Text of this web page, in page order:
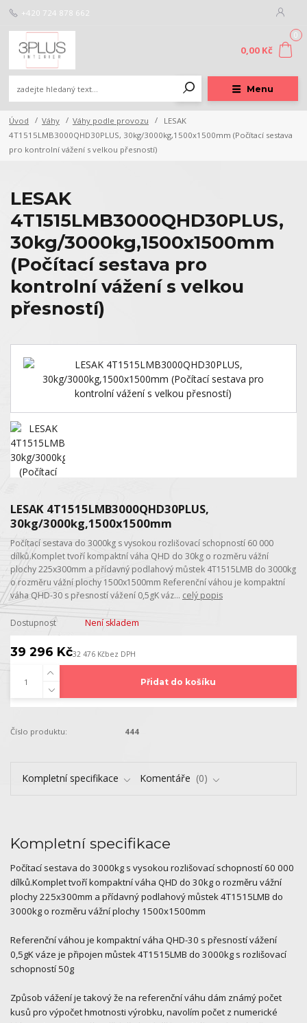
Menu
+420 724 878 662
0
0,00 Kč
Úvod Váhy Váhy podle provozu
LESAK
4T1515LMB3000QHD30PLUS, 30kg/3000kg,1500x1500mm (Počítací sestava
pro kontrolní vážení s velkou přesností)
LESAK
4T1515LMB3000QHD30PLUS,
30kg/3000kg,1500x1500mm
(Počítací sestava pro
kontrolní vážení s velkou
přesností)
LESAK 4T1515LMB3000QHD30PLUS,
30kg/3000kg,1500x1500mm
Počítací sestava do 3000kg s vysokou rozlišovací schopností 60 000
dílků.Komplet tvoří kompaktní váha QHD do 30kg o rozměru vážní
plochy 225x300mm a přídavný podlahový můstek 4T1515LMB do 3000kg
o rozměru vážní plochy 1500x1500mm Referenční váhou je kompaktní
váha QHD-30 s přesností vážení 0,5gK váz... celý popis
Dostupnost Není skladem
39 296 Kč32 476 Kčbez DPH
Přidat do košíku
Číslo produktu: 444
Kompletní specifikace Komentáře 0
Kompletní specifikace
Počítací sestava do 3000kg s vysokou rozlišovací schopností 60 000
dílků.Komplet tvoří kompaktní váha QHD do 30kg o rozměru vážní
plochy 225x300mm a přídavný podlahový můstek 4T1515LMB do
3000kg o rozměru vážní plochy 1500x1500mm
Referenční váhou je kompaktní váha QHD-30 s přesností vážení
0,5gK váze je připojen můstek 4T1515LMB do 3000kg s rozlišovací
schopností 50g
Způsob vážení je takový že na referenční váhu dám známý počet
kusů pro výpočet hmotnosti výrobku, navolím počet z numerické